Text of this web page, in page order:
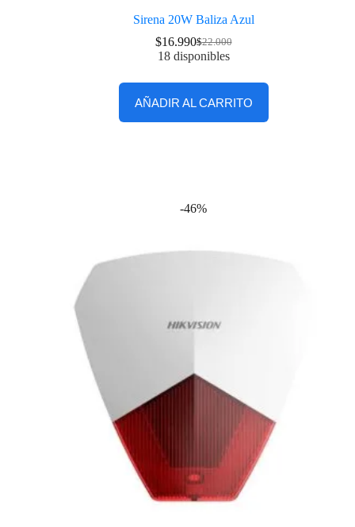
Sirena 20W Baliza Azul
$22.000
$16.990
18 disponibles
AÑADIR AL CARRITO
-46%